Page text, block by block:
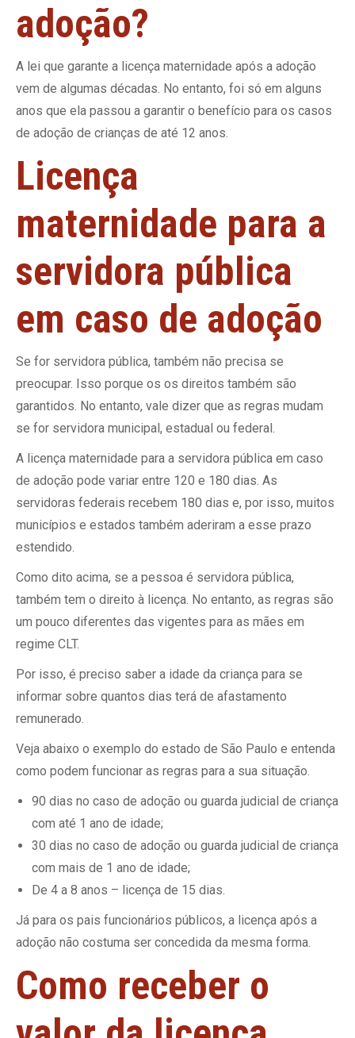
adoção?
A lei que garante a licença maternidade após a adoção
vem de algumas décadas. No entanto, foi só em alguns
anos que ela passou a garantir o benefício para os casos
de adoção de crianças de até 12 anos.
Licença
maternidade para a
servidora pública
em caso de adoção
Se for servidora pública, também não precisa se
preocupar. Isso porque os os direitos também são
garantidos. No entanto, vale dizer que as regras mudam
se for servidora municipal, estadual ou federal.
A licença maternidade para a servidora pública em caso
de adoção pode variar entre 120 e 180 dias. As
servidoras federais recebem 180 dias e, por isso, muitos
municípios e estados também aderiram a esse prazo
estendido.
Como dito acima, se a pessoa é servidora pública,
também tem o direito à licença. No entanto, as regras são
um pouco diferentes das vigentes para as mães em
regime CLT.
Por isso, é preciso saber a idade da criança para se
informar sobre quantos dias terá de afastamento
remunerado.
Veja abaixo o exemplo do estado de São Paulo e entenda
como podem funcionar as regras para a sua situação.
90 dias no caso de adoção ou guarda judicial de criança
com até 1 ano de idade;
30 dias no caso de adoção ou guarda judicial de criança
com mais de 1 ano de idade;
De 4 a 8 anos – licença de 15 dias.
Já para os pais funcionários públicos, a licença após a
adoção não costuma ser concedida da mesma forma.
Como receber o